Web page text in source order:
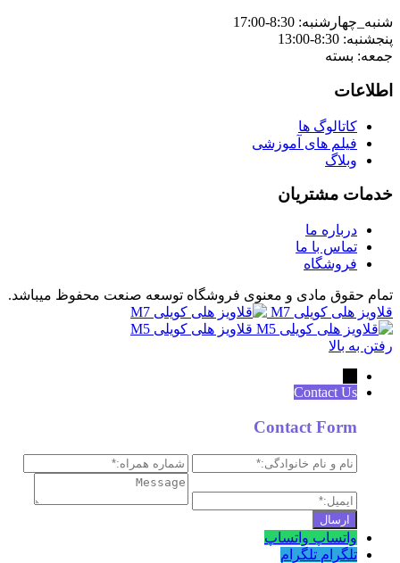
شنبه_چهارشنبه: 8:30-17:00
پنجشنبه: 8:30-13:00
جمعه: بسته
اطلاعات
کاتالوگ ها
فیلم های آموزشی
وبلاگ
خدمات مشتریان
درباره ما
تماس با ما
فروشگاه
تمام حقوق مادی و معنوی فروشگاه توسعه صنعت محفوظ میباشد.
قلاویز هلی کویلی M7
قلاویز هلی کویلی M5
رفتن به بالا
Contact Us
Contact Form
واتساپ واتساپ
تلگرام تلگرام